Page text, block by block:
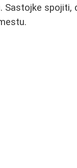
spojiti,